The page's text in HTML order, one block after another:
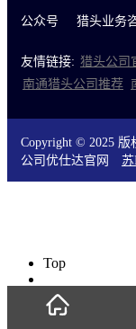
公众号 猎头业务
友情链接: 猎头公司
南通猎头公司推荐
Copyright © 2025
公司优仕达官网 苏
Top
微信